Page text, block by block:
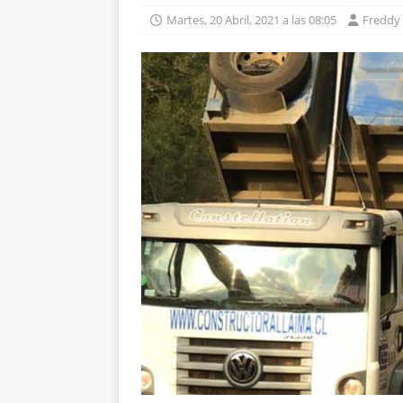
Martes, 20 Abril, 2021 a las 08:05 Freddy